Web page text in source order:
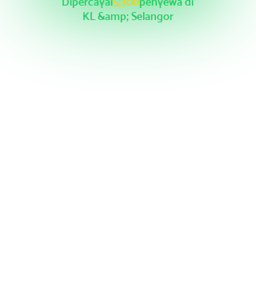
KL &amp; Selangor